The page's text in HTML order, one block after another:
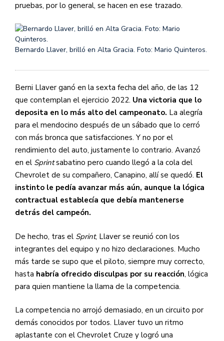
pruebas, por lo general, se hacen en ese trazado.
Bernardo Llaver, brilló en Alta Gracia. Foto: Mario Quinteros.
Berni Llaver ganó en la sexta fecha del año, de las 12
que contemplan el ejercicio 2022. Una victoria que lo
deposita en lo más alto del campeonato. La alegría
para el mendocino después de un sábado que lo cerró
con más bronca que satisfacciones. Y no por el
rendimiento del auto, justamente lo contrario. Avanzó
en el Sprintsabatino pero cuando llegó a la cola del
Chevrolet de su compañero, Canapino, allí se quedó. El
instinto le pedía avanzar más aún, aunque la lógica
contractual establecía que debía mantenerse
detrás del campeón.
De hecho, tras el Sprint, Llaver se reunió con los
integrantes del equipo y no hizo declaraciones. Mucho
más tarde se supo que el piloto, siempre muy correcto,
hasta habría ofrecido disculpas por su reacción, lógica
para quien mantiene la llama de la competencia.
La competencia no arrojó demasiado, en un circuito por
demás conocidos por todos. Llaver tuvo un ritmo
aplastante con el Chevrolet Cruze y logró una